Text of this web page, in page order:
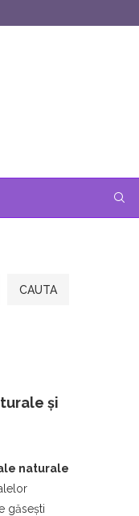
CAUTA
și
naturale
găsești